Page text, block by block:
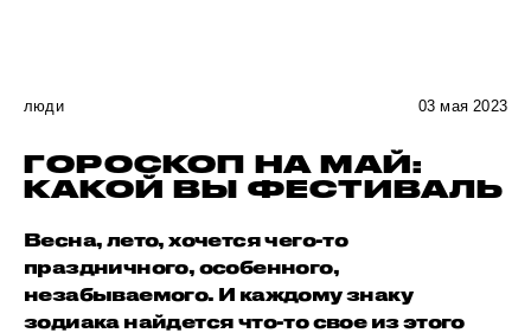
люди 03 мая 2023
ГОРОСКОП НА МАЙ:
КАКОЙ ВЫ ФЕСТИВАЛЬ
Весна, лето, хочется чего-то
праздничного, особенного,
незабываемого. И каждому знаку
зодиака найдется что-то свое из этого